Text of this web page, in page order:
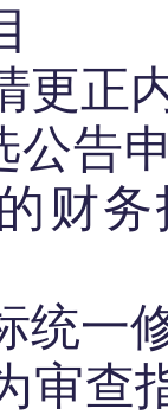
更正
公告
财
统一
审查